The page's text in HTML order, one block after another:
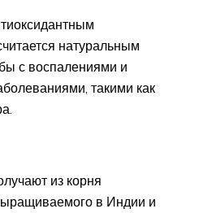
натуральным
с воспалениями и
такими как
из корня
в Индии и